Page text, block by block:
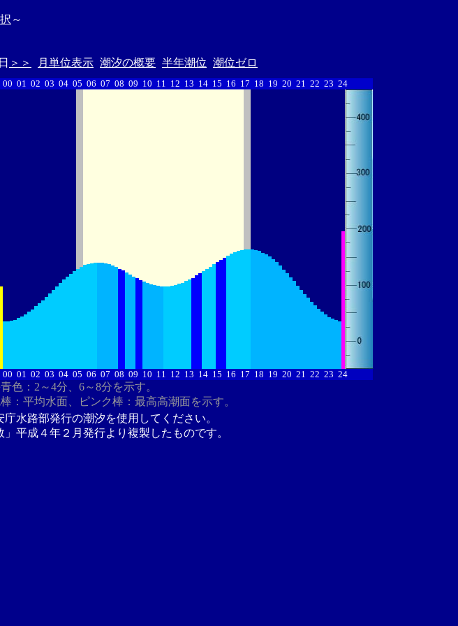
～
＞＞ 月単位表示 潮汐の概要 半年潮位 潮位ゼロ
00 01 02 03 04 05 06 07 08 09 10 11 12 13 14 15 16 17 18 19 20 21 22 23 24
00 01 02 03 04 05 06 07 08 09 10 11 12 13 14 15 16 17 18 19 20 21 22 23 24
色：2～4分、6～8分を示す。
：平均水面、ピンク棒：最高高潮面を示す。
水路部発行の潮汐を使用してください。
平成４年２月発行より複製したものです。